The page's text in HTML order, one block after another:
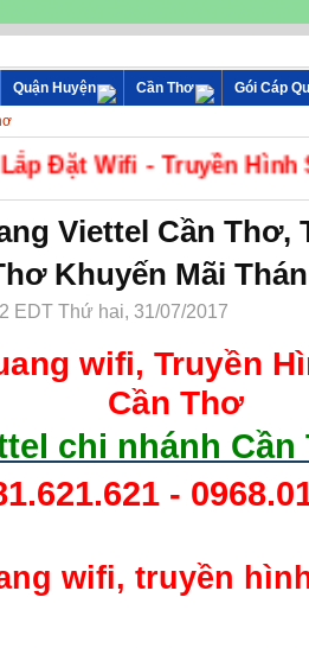
Quận Huyện Cần Thơ
Gói Cáp
Lắp Đặt Wifi -
Viettel Cần Thơ,
Khuyến Mãi
EDT Thứ hai, 31/07/2017
wifi, Truyền
Cần Thơ
chi nhánh Cần
-
wifi, truyền